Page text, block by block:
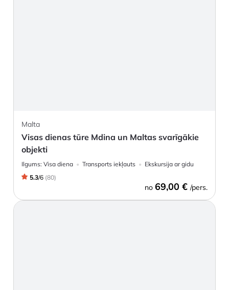
Malta
Visas dienas tūre Mdina un Maltas svarīgākie
objekti
Ilgums: Visa diena Transports iekļauts
Ekskursija ar gidu
5.3/6 (80)
no 69,00 € /pers.